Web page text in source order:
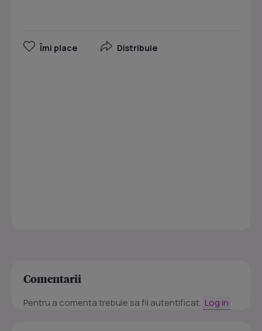
Îmi place Distribuie
Comentarii
Pentru a comenta trebuie sa fii autentificat. Log in